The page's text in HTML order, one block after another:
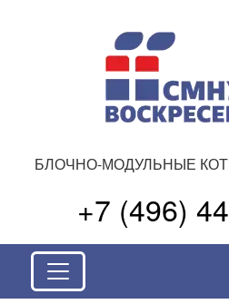
БЛОЧНО-МОДУЛЬНЫЕ
+7 (496)